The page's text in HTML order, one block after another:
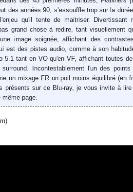
des années 90, s’essouffle trop sur la
qu'il tente de maitriser. Divertissant
grand chose à redire, tant visuellement
image soignée, affichant des
est des pistes audio, comme à son
5.1 tant en VO qu'en VF, affichant toutes
Incontestablement l'un des
un mixage FR un poil moins équilibré (en
présents sur ce Blu-ray, je vous invite à
page.